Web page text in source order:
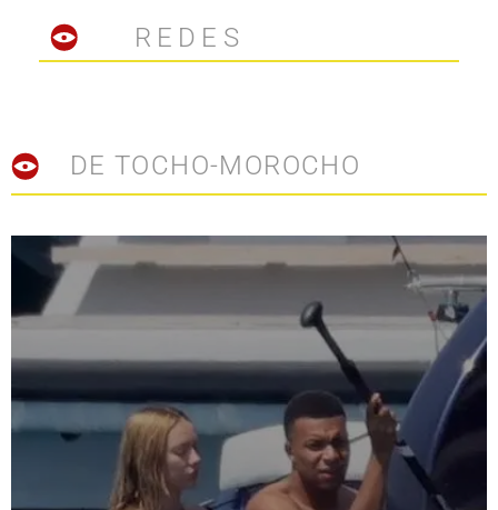
REDES
DE TOCHO-MOROCHO